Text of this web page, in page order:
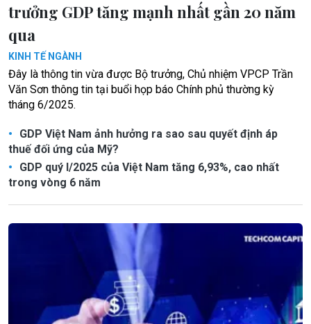
trưởng GDP tăng mạnh nhất gần 20 năm
qua
KINH TẾ NGÀNH
Đây là thông tin vừa được Bộ trưởng, Chủ nhiệm VPCP Trần
Văn Sơn thông tin tại buổi họp báo Chính phủ thường kỳ
tháng 6/2025.
GDP Việt Nam ảnh hưởng ra sao sau quyết định áp
thuế đối ứng của Mỹ?
GDP quý I/2025 của Việt Nam tăng 6,93%, cao nhất
trong vòng 6 năm